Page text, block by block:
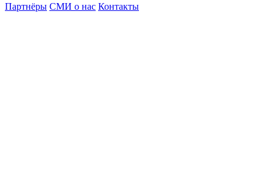
Партнёры СМИ о нас Контакты